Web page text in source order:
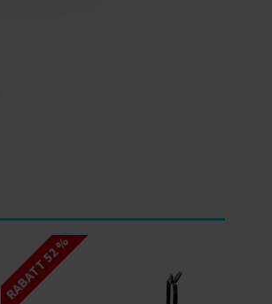
RABATT 52 %